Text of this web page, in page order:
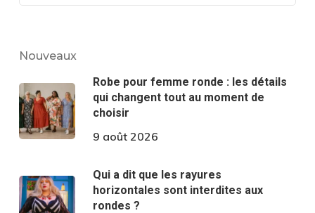
Nouveaux
Robe pour femme ronde : les détails
qui changent tout au moment de
choisir
9 août 2026
Qui a dit que les rayures
horizontales sont interdites aux
rondes ?